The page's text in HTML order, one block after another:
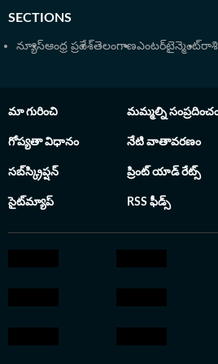
పట్టా పొందారు. తెలుగు విశ్వవిద్యాలయం నుంచి జర్నలిజం అండ్
మాస్ కమ్యూనికేషన్ లో పీజీ పూర్తి
SECTIONS
న్యూస్ఆంధ్ర ప్రదేశ్తెలంగాణఎంటర్‌టైన్మెంట్
మా గురించి మమ్మల్ని
గోప్యతా విధానం నేటి వాతావరణం
సబ్‌స్క్రిప్షన్ ప్రింట్ యాడ్ రేట్స్
సైట్‌మ్యాప్ RSS ఫీడ్స్